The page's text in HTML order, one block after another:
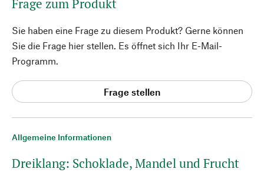
Allgemeine Informationen
Dreiklang: Schoklade, Mandel und Frucht
Frage zum Produkt
Sie haben eine Frage zu diesem Produkt? Gerne können
Sie die Frage hier stellen. Es öffnet sich Ihr E-Mail-
Programm.
Frage stellen